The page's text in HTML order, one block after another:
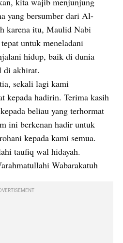
yang bersumber dari Al-
karena itu, Maulid Nabi
untuk meneladani
hidup, baik di dunia
di akhirat.
sekali lagi kami
kepada hadirin. Terima kasih
beliau yang terhormat
ini berkenan hadir untuk
kepada kami semua.
taufiq wal hidayah.
Wabarakatuh